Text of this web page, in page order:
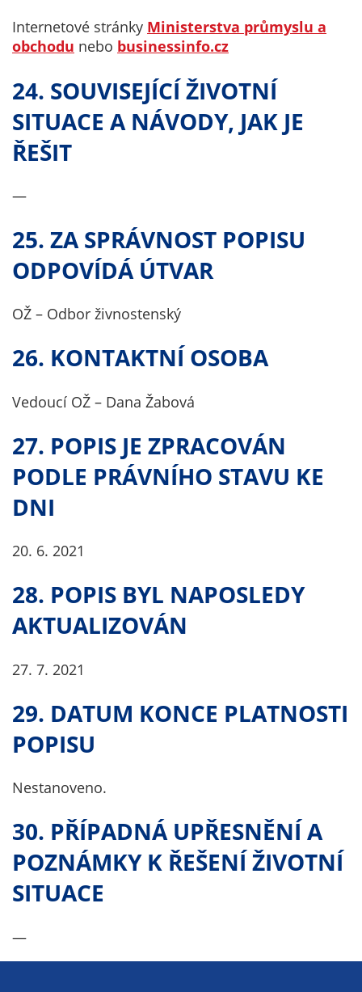
Internetové stránky Ministerstva průmyslu a
obchodu nebo businessinfo.cz
24. SOUVISEJÍCÍ ŽIVOTNÍ
SITUACE A NÁVODY, JAK JE
ŘEŠIT
—
25. ZA SPRÁVNOST POPISU
ODPOVÍDÁ ÚTVAR
OŽ – Odbor živnostenský
26. KONTAKTNÍ OSOBA
Vedoucí OŽ – Dana Žabová
27. POPIS JE ZPRACOVÁN
PODLE PRÁVNÍHO STAVU KE
DNI
20. 6. 2021
28. POPIS BYL NAPOSLEDY
AKTUALIZOVÁN
27. 7. 2021
29. DATUM KONCE PLATNOSTI
POPISU
Nestanoveno.
30. PŘÍPADNÁ UPŘESNĚNÍ A
POZNÁMKY K ŘEŠENÍ ŽIVOTNÍ
SITUACE
—